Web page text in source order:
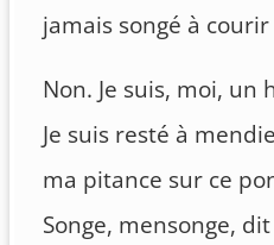
jamais songé à courir
Non. Je suis, moi,
Je suis resté à
ma pitance sur ce
Songe, mensonge,